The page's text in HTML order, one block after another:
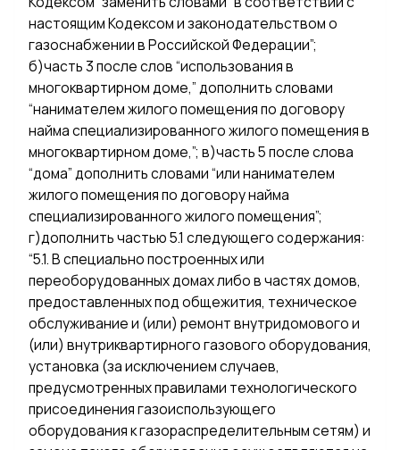
настоящим Кодексом и законодательством о
газоснабжении в Российской Федерации”;
б)часть 3 после слов “использования в
многоквартирном доме,” дополнить словами
“нанимателем жилого помещения по договору
найма специализированного жилого помещения в
многоквартирном доме,”; в)часть 5 после слова
“дома” дополнить словами “или нанимателем
жилого помещения по договору найма
специализированного жилого помещения”;
г)дополнить частью 5.1 следующего содержания:
“5.1. В специально построенных или
переоборудованных домах либо в частях домов,
предоставленных под общежития, техническое
обслуживание и (или) ремонт внутридомового и
(или) внутриквартирного газового оборудования,
установка (за исключением случаев,
предусмотренных правилами технологического
присоединения газоиспользующего
оборудования к газораспределительным сетям) и